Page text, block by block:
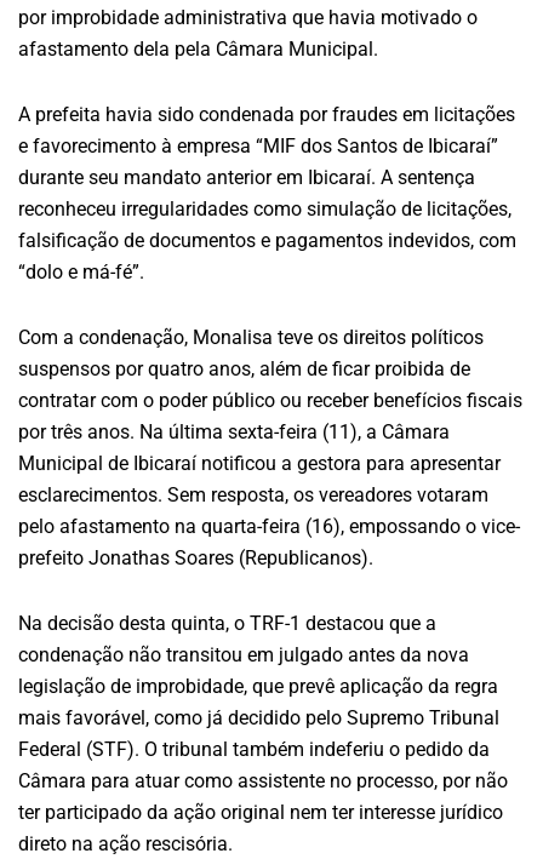
por improbidade administrativa que havia motivado o
afastamento dela pela Câmara Municipal.
A prefeita havia sido condenada por fraudes em licitações
e favorecimento à empresa “MIF dos Santos de Ibicaraí”
durante seu mandato anterior em Ibicaraí. A sentença
reconheceu irregularidades como simulação de licitações,
falsificação de documentos e pagamentos indevidos, com
“dolo e má-fé”.
Com a condenação, Monalisa teve os direitos políticos
suspensos por quatro anos, além de ficar proibida de
contratar com o poder público ou receber benefícios fiscais
por três anos. Na última sexta-feira (11), a Câmara
Municipal de Ibicaraí notificou a gestora para apresentar
esclarecimentos. Sem resposta, os vereadores votaram
pelo afastamento na quarta-feira (16), empossando o vice-
prefeito Jonathas Soares (Republicanos).
Na decisão desta quinta, o TRF-1 destacou que a
condenação não transitou em julgado antes da nova
legislação de improbidade, que prevê aplicação da regra
mais favorável, como já decidido pelo Supremo Tribunal
Federal (STF). O tribunal também indeferiu o pedido da
Câmara para atuar como assistente no processo, por não
ter participado da ação original nem ter interesse jurídico
direto na ação rescisória.